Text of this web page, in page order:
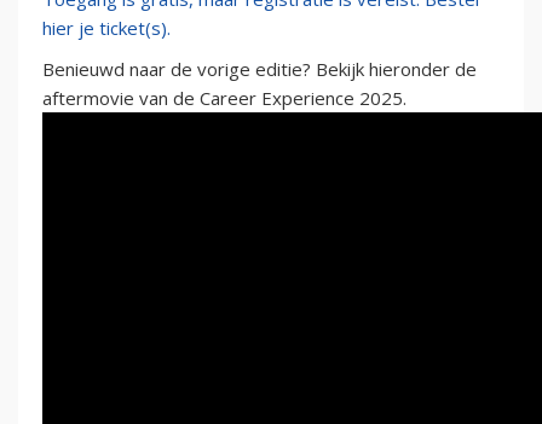
hier je ticket(s).
Benieuwd naar de vorige editie? Bekijk hieronder de
aftermovie van de Career Experience 2025.